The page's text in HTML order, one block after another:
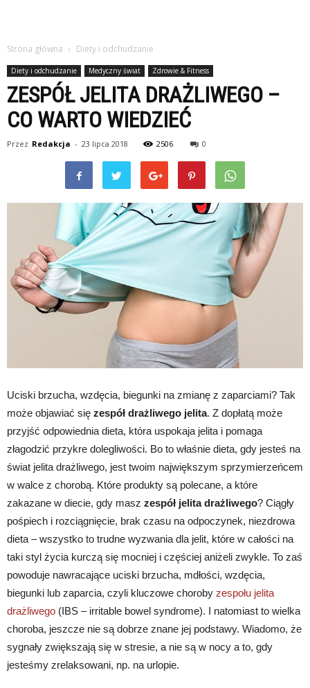
Strona główna Diety i odchudzanie
Diety i odchudzanie Medyczny świat Zdrowie & Fitness
ZESPÓŁ JELITA DRAŻLIWEGO –
CO WARTO WIEDZIEĆ
Przez Redakcja - 23 lipca 2018 2506 0
Uciski brzucha, wzdęcia, biegunki na zmianę z zaparciami? Tak
może objawiać się zespół drażliwego jelita. Z dopłatą może
przyjść odpowiednia dieta, która uspokaja jelita i pomaga
złagodzić przykre dolegliwości. Bo to właśnie dieta, gdy jesteś na
świat jelita drażliwego, jest twoim największym sprzymierzeńcem
w walce z chorobą. Które produkty są polecane, a które
zakazane w diecie, gdy masz zespół jelita drażliwego? Ciągły
pośpiech i rozciągnięcie, brak czasu na odpoczynek, niezdrowa
dieta – wszystko to trudne wyzwania dla jelit, które w całości na
taki styl życia kurczą się mocniej i częściej aniżeli zwykle. To zaś
powoduje nawracające uciski brzucha, mdłości, wzdęcia,
biegunki lub zaparcia, czyli kluczowe choroby zespołu jelita
drażliwego (IBS – irritable bowel syndrome). I natomiast to wielka
choroba, jeszcze nie są dobrze znane jej podstawy. Wiadomo, że
sygnały zwiększają się w stresie, a nie są w nocy a to, gdy
jesteśmy zrelaksowani, np. na urlopie.